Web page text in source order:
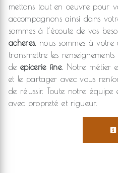
mettons tout en oeuvre pour
accompagnons ainsi dans
sommes à l’écoute de vos
acheres, nous sommes à votre
transmettre les
de epicerie fine. Notre métier
et le partager avec vous
de réussir. Toute notre
avec propreté et rigueur.